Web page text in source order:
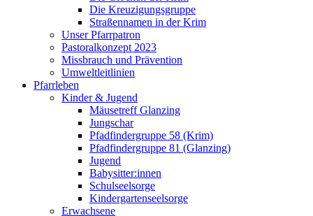
Die Kreuzigungsgruppe
Straßennamen in der Krim
Unser Pfarrpatron
Pastoralkonzept 2023
Missbrauch und Prävention
Umweltleitlinien
Pfarrleben
Kinder & Jugend
Mäusetreff Glanzing
Jungschar
Pfadfindergruppe 58 (Krim)
Pfadfindergruppe 81 (Glanzing)
Jugend
Babysitter:innen
Schulseelsorge
Kindergartenseelsorge
Erwachsene